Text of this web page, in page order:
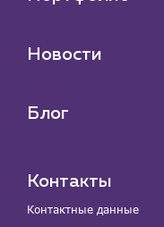
Новости
Блог
Контакты
Контактные данные